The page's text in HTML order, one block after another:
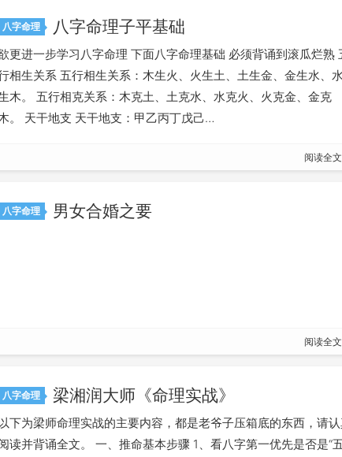
八字命理 八字命理子平基础
更进一步学习八字命理 下面八字命理基础 必须背诵到滚瓜烂熟
相生关系 五行相生关系：木生火、火生土、土生金、金生水、水
木。 五行相克关系：木克土、土克水、水克火、火克金、金克
。 天干地支 天干地支：甲乙丙丁戊己…
阅读全文
八字命理 男女合婚之要
阅读全文
八字命理 梁湘润大师《命理实战》
下为梁师命理实战的主要内容，都是老爷子压箱底的东西，请
读并背诵全文。 一、推命基本步骤 1、看八字第一优先是否是“